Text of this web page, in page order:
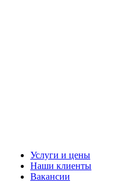
Услуги и цены
Наши клиенты
Вакансии